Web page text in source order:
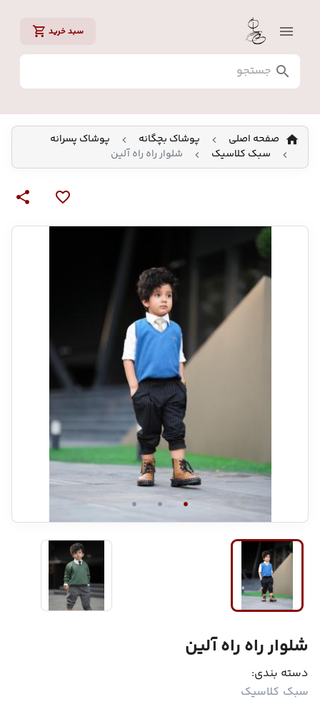
سبد خرید
صفحه اصلی پوشاک بچگانه
پوشاک پسرانه
سبک کلاسیک
شلوار راه راه آلین
شلوار راه راه آلین
دسته بندی:
سبک کلاسیک